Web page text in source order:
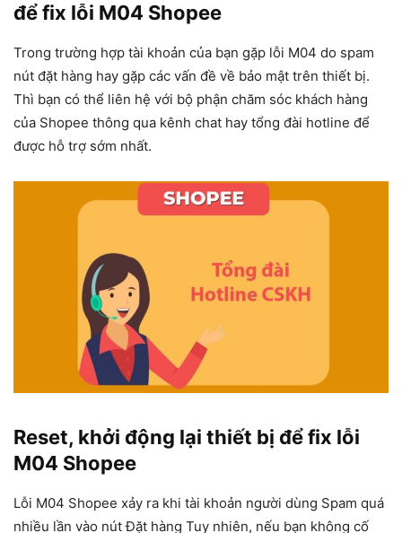
để fix lỗi M04 Shopee
Trong trường hợp tài khoản của bạn gặp lỗi M04 do spam
nút đặt hàng hay gặp các vấn đề về bảo mật trên thiết bị.
Thì bạn có thể liên hệ với bộ phận chăm sóc khách hàng
của Shopee thông qua kênh chat hay tổng đài hotline để
được hỗ trợ sớm nhất.
Reset, khởi động lại thiết bị để fix lỗi
M04 Shopee
Lỗi M04 Shopee xảy ra khi tài khoản người dùng Spam quá
nhiều lần vào nút Đặt hàng Tuy nhiên, nếu bạn không cố